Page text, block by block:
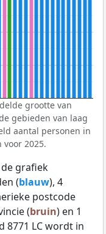
grootte van
gebieden van laag
aantal personen in
2025.
grafiek
(blauw), 4
postcode
(bruin) en 1
8771 LC wordt in